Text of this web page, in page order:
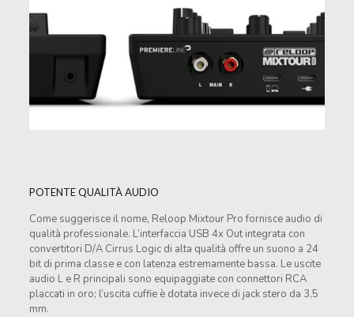
POTENTE QUALITÀ AUDIO
Come suggerisce il nome, Reloop Mixtour Pro fornisce audio di
qualità professionale. L’interfaccia USB 4x Out integrata con
convertitori D/A Cirrus Logic di alta qualità offre un suono a 24
bit di prima classe e con latenza estremamente bassa. Le uscite
audio L e R principali sono equipaggiate con connettori RCA
placcati in oro; l’uscita cuffie è dotata invece di jack stero da 3,5
mm.